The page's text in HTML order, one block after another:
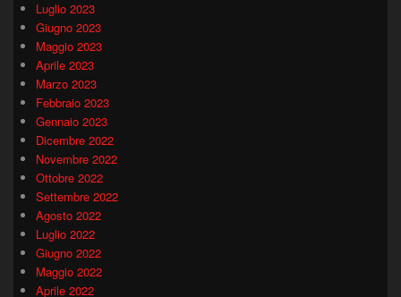
Luglio 2023
Giugno 2023
Maggio 2023
Aprile 2023
Marzo 2023
Febbraio 2023
Gennaio 2023
Dicembre 2022
Novembre 2022
Ottobre 2022
Settembre 2022
Agosto 2022
Luglio 2022
Giugno 2022
Maggio 2022
Aprile 2022